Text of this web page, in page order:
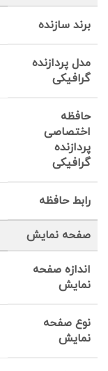
برند سازنده
مدل پردازنده
گرافیکی
حافظه
اختصاصی
پردازنده
گرافیکی
رابط حافظه
صفحه نمایش
اندازه صفحه
نمایش
نوع صفحه
نمایش